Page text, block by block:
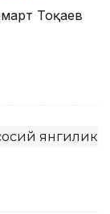
Тоқаев
янгилик